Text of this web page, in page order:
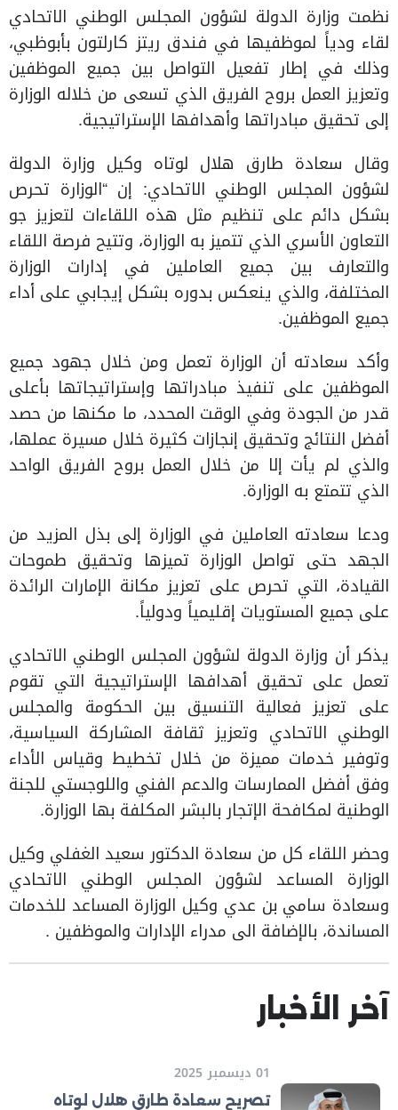
نظمت وزارة الدولة لشؤون المجلس الوطني الاتحادي
لقاء ودياً لموظفيها في فندق ريتز كارلتون بأبوظبي،
وذلك في إطار تفعيل التواصل بين جميع الموظفين
وتعزيز العمل بروح الفريق الذي تسعى من خلاله الوزارة
إلى تحقيق مبادراتها وأهدافها الإستراتيجية.
وقال سعادة طارق هلال لوتاه وكيل وزارة الدولة
لشؤون المجلس الوطني الاتحادي: إن “الوزارة تحرص
بشكل دائم على تنظيم مثل هذه اللقاءات لتعزيز جو
التعاون الأسري الذي تتميز به الوزارة، وتتيح فرصة اللقاء
والتعارف بين جميع العاملين في إدارات الوزارة
المختلفة، والذي ينعكس بدوره بشكل إيجابي على أداء
جميع الموظفين.
وأكد سعادته أن الوزارة تعمل ومن خلال جهود جميع
الموظفين على تنفيذ مبادراتها وإستراتيجاتها بأعلى
قدر من الجودة وفي الوقت المحدد، ما مكنها من حصد
أفضل النتائج وتحقيق إنجازات كثيرة خلال مسيرة عملها،
والذي لم يأت إلا من خلال العمل بروح الفريق الواحد
الذي تتمتع به الوزارة.
ودعا سعادته العاملين في الوزارة إلى بذل المزيد من
الجهد حتى تواصل الوزارة تميزها وتحقيق طموحات
القيادة، التي تحرص على تعزيز مكانة الإمارات الرائدة
على جميع المستويات إقليمياً ودولياً.
يذكر أن وزارة الدولة لشؤون المجلس الوطني الاتحادي
تعمل على تحقيق أهدافها الإستراتيجية التي تقوم
على تعزيز فعالية التنسيق بين الحكومة والمجلس
الوطني الاتحادي وتعزيز ثقافة المشاركة السياسية،
وتوفير خدمات مميزة من خلال تخطيط وقياس الأداء
وفق أفضل الممارسات والدعم الفني واللوجستي للجنة
الوطنية لمكافحة الإتجار بالبشر المكلفة بها الوزارة.
وحضر اللقاء كل من سعادة الدكتور سعيد الغفلي وكيل
الوزارة المساعد لشؤون المجلس الوطني الاتحادي
وسعادة سامي بن عدي وكيل الوزارة المساعد للخدمات
المساندة، بالإضافة الى مدراء الإدارات والموظفين .
آخر الأخبار
01 ديسمبر 2025
تصريح سعادة طارق هلال لوتاه